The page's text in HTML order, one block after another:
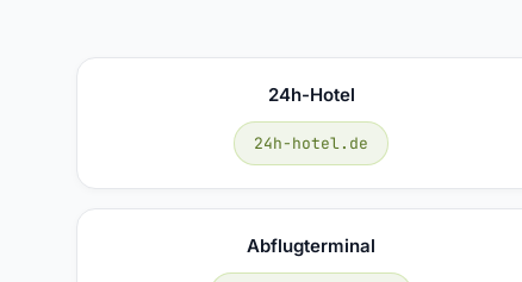
24h-Hotel
24h-hotel.de
Abflugterminal